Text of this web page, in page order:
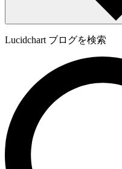
Lucidchart ブログを検索